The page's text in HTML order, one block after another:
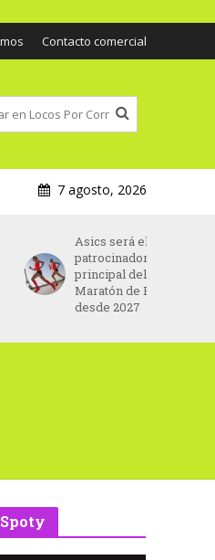
Contacto comercial
7 agosto, 2026
Asics será el nuevo
patrocinador
principal del
Maratón de París
desde 2027